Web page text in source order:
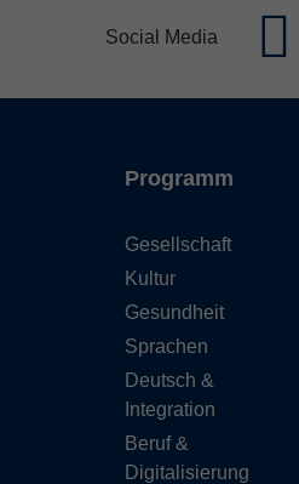
Social Media
Programm
Gesellschaft
Kultur
Gesundheit
Sprachen
Deutsch &
Integration
Beruf &
Digitalisierung